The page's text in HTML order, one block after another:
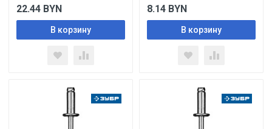
22.44 BYN
В корзину
8.14 BYN
В корзину